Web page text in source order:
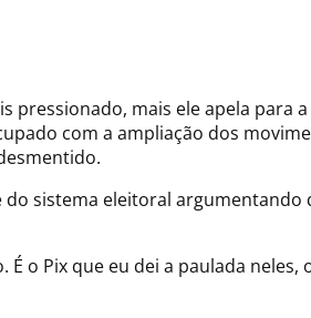
pressionado, mais ele apela para
com a ampliação dos
sistema eleitoral argumentando
o Pix que eu dei a paulada neles,